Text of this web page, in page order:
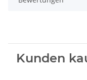
Kunden